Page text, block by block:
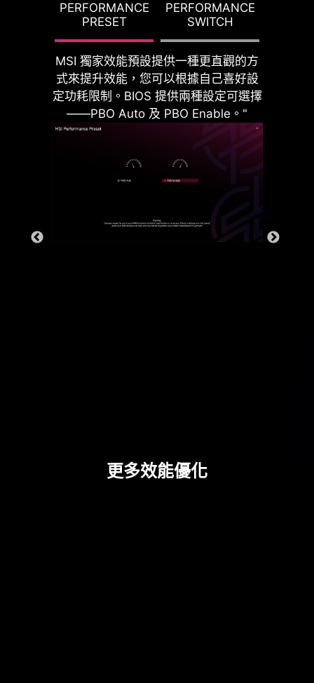
PERFORMANCE
PRESET
PERFORMANCE
SWITCH
MSI 獨家效能預設提供一種更直觀的方
式來提升效能，您可以根據自己喜好設
定功耗限制。BIOS 提供兩種設定可選擇
——PBO Auto 及 PBO Enable。"
更多效能優化
DDR 記憶體插槽